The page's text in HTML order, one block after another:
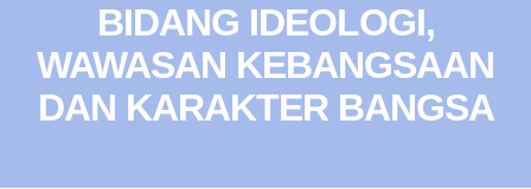
BIDANG IDEOLOGI,
WAWASAN KEBANGSAAN
DAN KARAKTER BANGSA